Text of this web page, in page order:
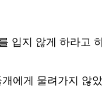
지 않게 하라고
에게 물려가지 않